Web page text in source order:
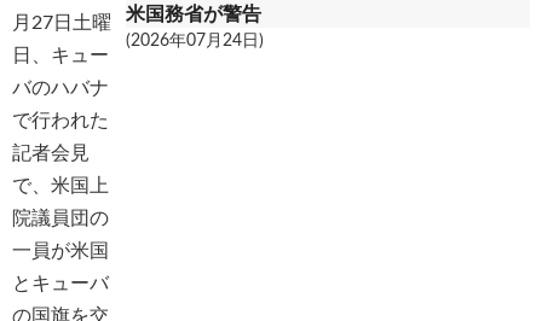
米国務省が警告
(2026年07月24日)